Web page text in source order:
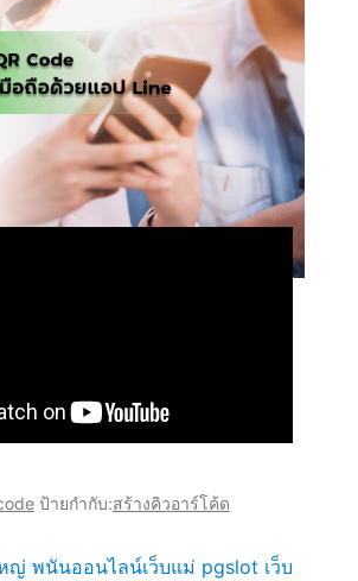
ป้ายกำกับ:สร้างคิวอาร์โค้ด
ญ่ พนันออนไลน์เว็บแม่ pgslot เว็บ